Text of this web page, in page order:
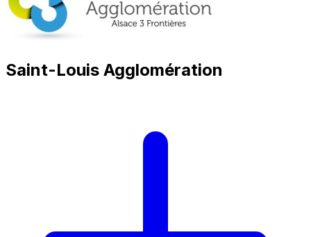
Saint-Louis Agglomération